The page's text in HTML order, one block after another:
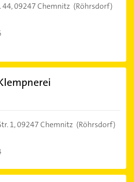
44,09247 Chemnitz (Röhrsdorf)
1,09247 Chemnitz (Röhrsdorf)